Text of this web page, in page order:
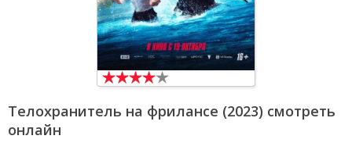
Телохранитель на фрилансе (2023) смотреть
онлайн